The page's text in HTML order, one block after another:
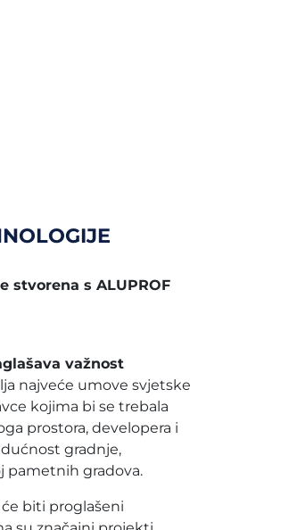
stvorena s ALUPROF
važnost
najveće umove svjetske
kojima bi se trebala
prostora, developera i
gradnje,
pametnih gradova.
biti proglašeni